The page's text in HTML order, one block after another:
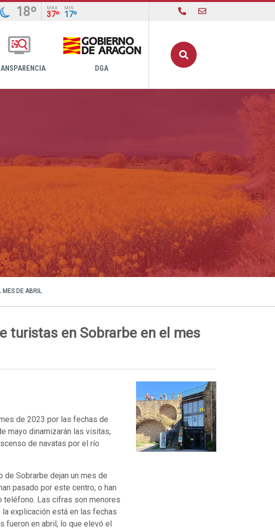
18º MAX
37º
MIN
17º
DGA
MES DE ABRIL
turistas en Sobrarbe en el mes
de 2023 por las fechas de
mayo dinamizarán las visitas,
de navatas por el río
Sobrarbe dejan un mes de
pasado por este centro, o han
teléfono. Las cifras son menores
explicación está en las fechas
fueron en abril, lo que elevó el